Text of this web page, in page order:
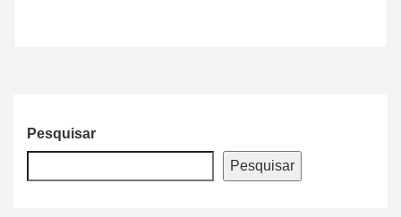
Pesquisar
Pesquisar